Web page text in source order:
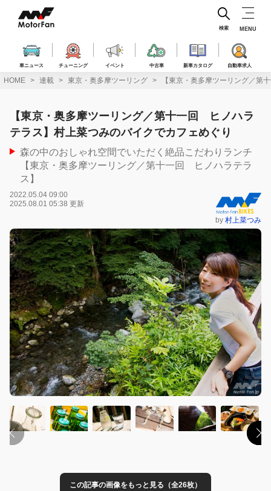
ス
車ニュース チューニング イベント 中古車 新車カタログ 自動車求人
検索 MENU
HOME 連載 東京・奥多摩ツーリング 【東京・奥多摩ツーリング／
【東京・奥多摩ツーリング／第十一回 ヒノハラ
テラス】村上菜つみのバイクでカフェめぐり
森の中のおしゃれ空間でいただく絶品こだわりランチ
【東京・奥多摩ツーリング／第十一回 ヒノハラテラ
ス】
2022.05.04 09:00
2025.08.01 05:38 更新
by 村上菜つみ
この記事の画像をもっと見る（全26枚）